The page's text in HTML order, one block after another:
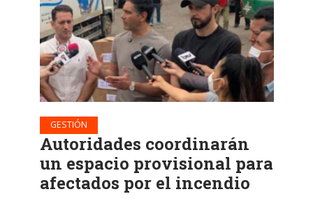
GESTIÓN
Autoridades coordinarán
un espacio provisional para
afectados por el incendio